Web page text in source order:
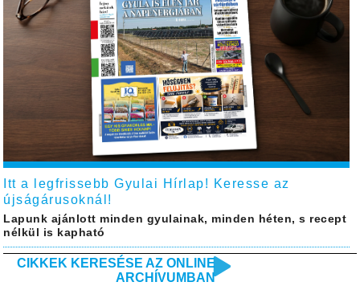
Itt a legfrissebb Gyulai Hírlap! Keresse az
újságárusoknál!
Lapunk ajánlott minden gyulainak, minden héten, s recept
nélkül is kapható
CIKKEK KERESÉSE AZ ONLINE
ARCHÍVUMBAN